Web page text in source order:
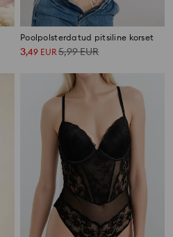
Poolpolsterdatud pitsiline korset
3,49 EUR5,99EUR